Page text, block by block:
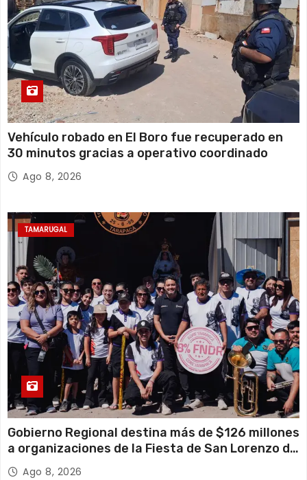
Vehículo robado en El Boro fue recuperado en
30 minutos gracias a operativo coordinado
Ago 8, 2026
TAMARUGAL
Gobierno Regional destina más de $126 millones
a organizaciones de la Fiesta de San Lorenzo de
Tarapacá
Ago 8, 2026